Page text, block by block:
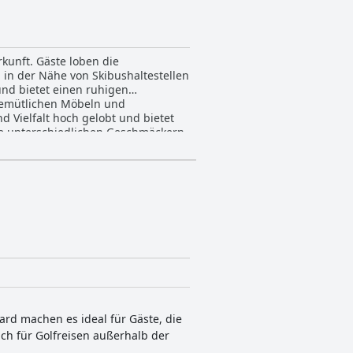
Gäste loben die
der Nähe von Skibushaltestellen
bietet einen ruhigen
Möbeln und
Geschmäckern
noch verstärkt. Auch das
begrenzte Auswahl,
Service des
Aufenthalt bei, wobei
er leichte Alterserscheinungen
der Wassertemperatur. Die
im Vötter's
und Ladestationen für
gemütliche Unterkünfte, ein
für Familien macht.
im Hotel zu erwerben, einen
unbequem aufgrund harter oder
von seiner wunderschönen
machen es ideal für Gäste, die
für Golfreisen außerhalb der